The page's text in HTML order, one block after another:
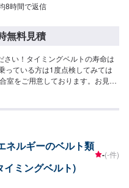
8時間で返信
無料見積
い！タイミングベルトの寿命は
っている方は1度点検してみては
室をご用意しております。お見積
ネルギーのベルト類
イミングベルト)
-(-件)